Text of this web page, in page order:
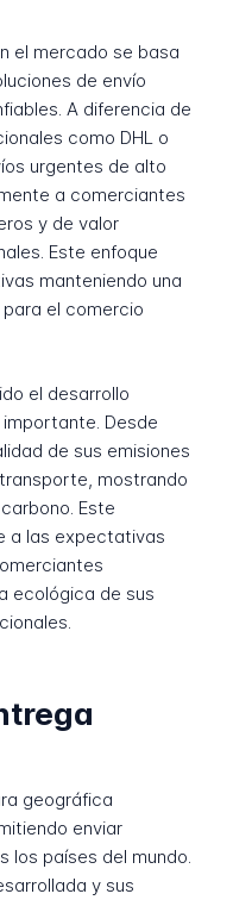
el mercado se basa
de envío
A diferencia de
como DHL o
urgentes de alto
a comerciantes
y de valor
Este enfoque
manteniendo una
el comercio
el desarrollo
Desde
de sus emisiones
mostrando
Este
a las expectativas
ecológica de sus
geográfica
enviar
países del mundo.
y sus